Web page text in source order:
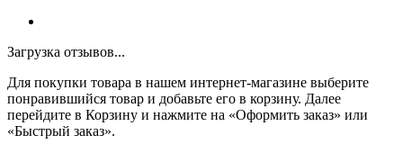
Загрузка отзывов...
Для покупки товара в нашем интернет-магазине выберите
понравившийся товар и добавьте его в корзину. Далее
перейдите в Корзину и нажмите на «Оформить заказ» или
«Быстрый заказ».